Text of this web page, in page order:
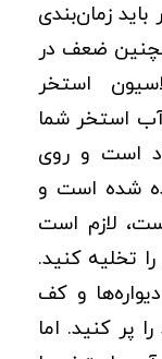
زمان‌بندی
ضعف در
استخر
استخر شما
است و روی
شده است و
لازم است
تخلیه کنید.
و کف
پر کنید. اما